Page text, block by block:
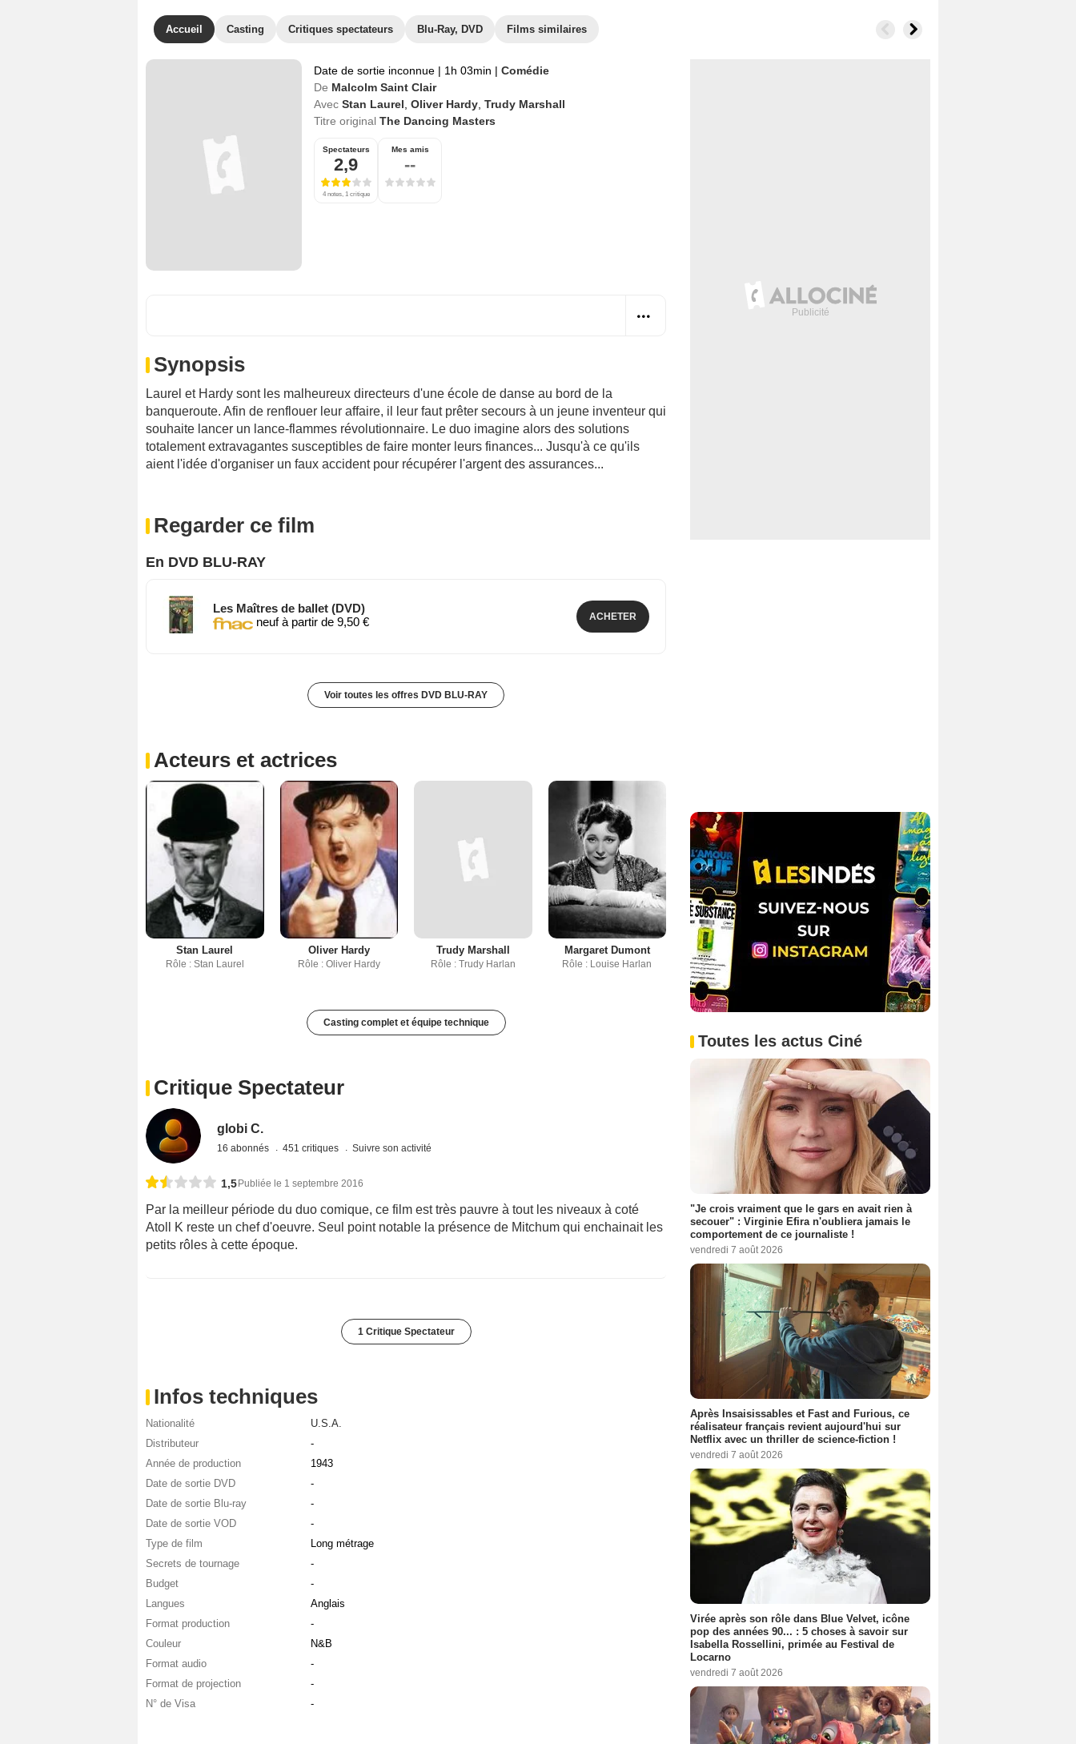
Accueil Casting Critiques spectateurs Blu-Ray, DVD Films similaires
Date de sortie inconnue | 1h 03min | Comédie
De Malcolm Saint Clair
Avec Stan Laurel Oliver Hardy Trudy Marshall
Titre original The Dancing Masters
Spectateurs
2,9
4 notes, 1 critique
Mes amis
--
Synopsis
Laurel et Hardy sont les malheureux directeurs d'une école de danse au bord de la
banqueroute. Afin de renflouer leur affaire, il leur faut prêter secours à un jeune inventeur qui
souhaite lancer un lance-flammes révolutionnaire. Le duo imagine alors des solutions
totalement extravagantes susceptibles de faire monter leurs finances... Jusqu'à ce qu'ils
aient l'idée d'organiser un faux accident pour récupérer l'argent des assurances...
Regarder ce film
En DVD BLU-RAY
Les Maîtres de ballet (DVD)
neuf à partir de 9,50 €
ACHETER
Voir toutes les offres DVD BLU-RAY
Acteurs et actrices
Stan Laurel
Rôle : Stan Laurel
Oliver Hardy
Rôle : Oliver Hardy
Trudy Marshall
Rôle : Trudy Harlan
Margaret Dumont
Rôle : Louise Harlan
Casting complet et équipe technique
Critique Spectateur
globi C.
16 abonnés 451 critiques Suivre son activité
1,5 Publiée le 1 septembre 2016
Par la meilleur période du duo comique, ce film est très pauvre à tout les niveaux à coté
Atoll K reste un chef d'oeuvre. Seul point notable la présence de Mitchum qui enchainait les
petits rôles à cette époque.
1 Critique Spectateur
Infos techniques
Nationalité
U.S.A.
Distributeur
-
Année de production
1943
Date de sortie DVD
-
Date de sortie Blu-ray
-
Date de sortie VOD
-
Type de film
Long métrage
Secrets de tournage
-
Budget
-
Langues
Anglais
Format production
-
Couleur
N&B
Format audio
-
Format de projection
-
N° de Visa
-
Toutes les actus Ciné
"Je crois vraiment que le gars en avait rien à
secouer" : Virginie Efira n'oubliera jamais le
comportement de ce journaliste !
vendredi 7 août 2026
Après Insaisissables et Fast and Furious, ce
réalisateur français revient aujourd'hui sur
Netflix avec un thriller de science-fiction !
vendredi 7 août 2026
Virée après son rôle dans Blue Velvet, icône
pop des années 90... : 5 choses à savoir sur
Isabella Rossellini, primée au Festival de
Locarno
vendredi 7 août 2026